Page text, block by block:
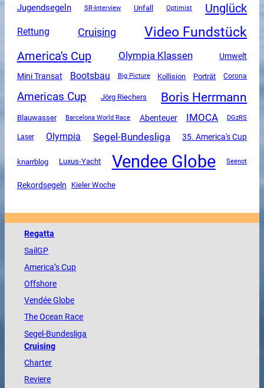
Jugendsegeln SR-Interview Unfall Optimist Unglück
Rettung Cruising Video Fundstück
America's Cup Olympia Klassen Umwelt
Mini Transat Bootsbau Big Picture Kollision Porträt Corona
Americas Cup Jörg Riechers Boris Herrmann
Blauwasser Barcelona World Race Abenteuer IMOCA DGzRS
Laser Olympia Segel-Bundesliga 35. America's Cup
knarrblog Luxus-Yacht Vendee Globe Seenot
Rekordsegeln Kieler Woche
Regatta
SailGP
America’s Cup
Offshore
VendéeGlobe
TheOcean Race
Segel-Bundesliga
Cruising
Charter
Reviere